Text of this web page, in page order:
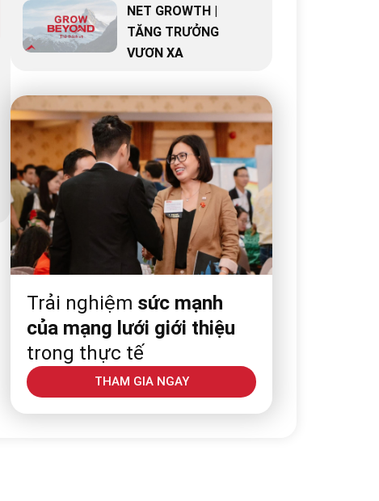
NET GROWTH |
TĂNG TRƯỞNG
VƯƠN XA
Trải nghiệm sức mạnh
của mạng lưới giới thiệu
trong thực tế
THAM GIA NGAY